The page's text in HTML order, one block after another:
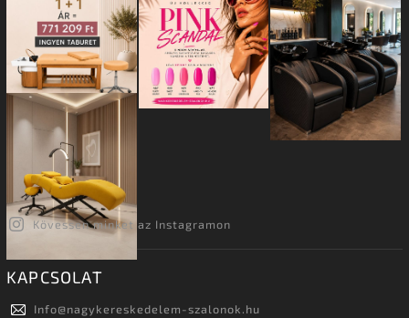
Kövessen minket az Instagramon
KAPCSOLAT
Info@nagykereskedelem-szalonok.hu